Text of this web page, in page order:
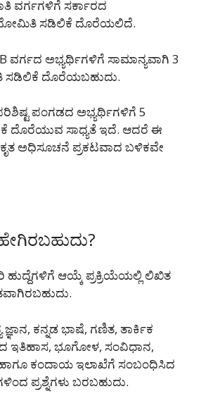
ವರ್ಗಗಳಿಗೆ ಸರ್ಕಾರದ
ಸಡಿಲಿಕೆ ದೊರೆಯಲಿದೆ.
ವರ್ಗದ ಅಭ್ಯರ್ಥಿಗಳಿಗೆ ಸಾಮಾನ್ಯವಾಗಿ 3
ದೊರೆಯಬಹುದು.
ಪಂಗಡದ ಅಭ್ಯರ್ಥಿಗಳಿಗೆ 5
ದೊರೆಯುವ ಸಾಧ್ಯತೆ ಇದೆ. ಆದರೆ ಈ
ಅಧಿಸೂಚನೆ ಪ್ರಕಟವಾದ ಬಳಿಕವೇ
ಹುದ್ದೆಗಳಿಗೆ ಆಯ್ಕೆ ಪ್ರಕ್ರಿಯೆಯಲ್ಲಿ ಲಿಖಿತ
ಜ್ಞಾನ, ಕನ್ನಡ ಭಾಷೆ, ಗಣಿತ, ತಾರ್ಕಿಕ
ಇತಿಹಾಸ, ಭೂಗೋಳ, ಸಂವಿಧಾನ,
ಕಂದಾಯ ಇಲಾಖೆಗೆ ಸಂಬಂಧಿಸಿದ
ಪ್ರಶ್ನೆಗಳು ಬರಬಹುದು.